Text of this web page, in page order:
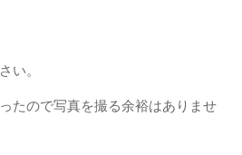
い。
たので写真を撮る余裕はありませ